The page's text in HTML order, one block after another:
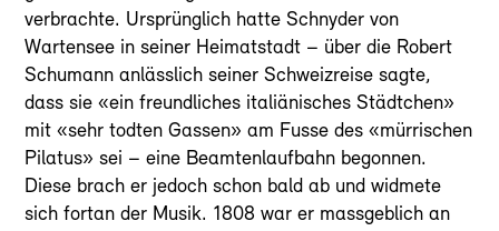
verbrachte. Ursprünglich hatte Schnyder von
Wartensee in seiner Heimatstadt – über die Robert
Schumann anlässlich seiner Schweizreise sagte,
dass sie «ein freundliches italiänisches Städtchen»
mit «sehr todten Gassen» am Fusse des «mürrischen
Pilatus» sei – eine Beamtenlaufbahn begonnen.
Diese brach er jedoch schon bald ab und widmete
sich fortan der Musik. 1808 war er massgeblich an